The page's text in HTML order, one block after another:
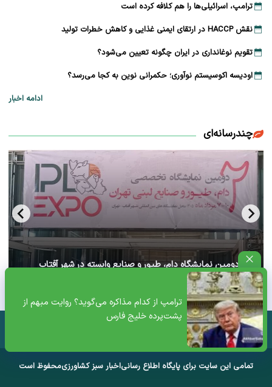
ترامپ از کدام مذاکره می‌گوید؟ روایت مبهم از
پشت‌پرده خلیج فارس
ترامپ، اسرائیلی‌ها را هم کلافه کرده است
نقش HACCP در ارتقای ایمنی غذایی و کاهش خطرات تولید
تقویم نوغانداری در ایران چگونه تعیین می‌شود؟
اودیسه اکوسیستم نوآوری؛ حکمرانی نوین به کجا می‌رسد؟
ادامه اخبار
چندرسانه‌ای
آغاز دومین نمایشگاه دام، طیور و صنایع وابسته در شهر آفتاب
تهران+ ویدئو
تمامی این سایت برای پایگاه اطلاع رسانیاخبار سبز کشاورزیمحفوظ است